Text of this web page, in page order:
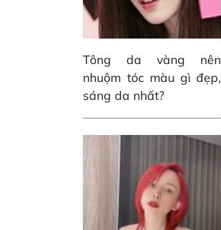
Tông da vàng nên
nhuộm tóc màu gì đẹp,
sáng da nhất?